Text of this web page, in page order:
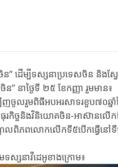
ន” ដើម្បីទស្សនាប្រទេសចិន និង
” នាថ្ងៃទី ២៥ ខែកញ្ញា រួមមាន៖
ចូលរួមពិធីអបអរសាទរខួប៧០ឆ្ន
កិច្ចនិងវិនិយោគចិន-អាស៊ាន​លើ
លពិភពលោកលើកទី៥បើកធ្វើនៅ
ទស្សនាវីដេអូខាងក្រោម៖